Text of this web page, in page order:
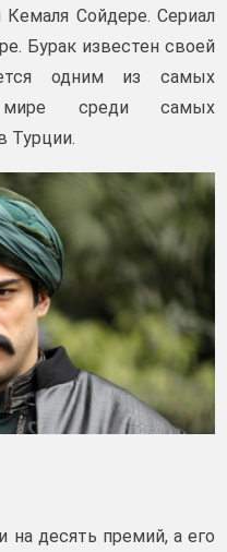
Сойдере. Сериал
Бурак известен своей
одним из самых
среди самых
Турции.
на десять премий, а его